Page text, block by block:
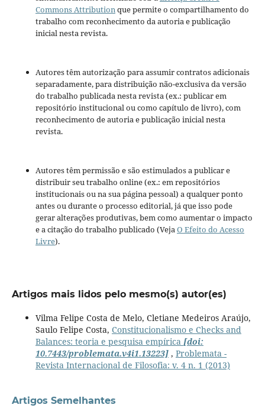
Commons Attributionque permite o compartilhamento do
trabalho com reconhecimento da autoria e publicação
inicial nesta revista.
Autores têm autorização para assumir contratos adicionais
separadamente, para distribuição não-exclusiva da versão
do trabalho publicada nesta revista (ex.: publicar em
repositório institucional ou como capítulo de livro), com
reconhecimento de autoria e publicação inicial nesta
revista.
Autores têm permissão e são estimulados a publicar e
distribuir seu trabalho online (ex.: em repositórios
institucionais ou na sua página pessoal) a qualquer ponto
antes ou durante o processo editorial, já que isso pode
gerar alterações produtivas, bem como aumentar o impacto
e a citação do trabalho publicado (VejaO Efeito do Acesso
Livre).
Artigos mais lidos pelo mesmo(s) autor(es)
Vilma Felipe Costa de Melo, Cletiane Medeiros Araújo,
Saulo Felipe Costa, Constitucionalismo e Checks and
Balances: teoria e pesquisa empírica [doi:
10.7443/problemata.v4i1.13223], Problemata -
Revista Internacional de Filosofia: v. 4 n. 1 (2013)
Artigos Semelhantes